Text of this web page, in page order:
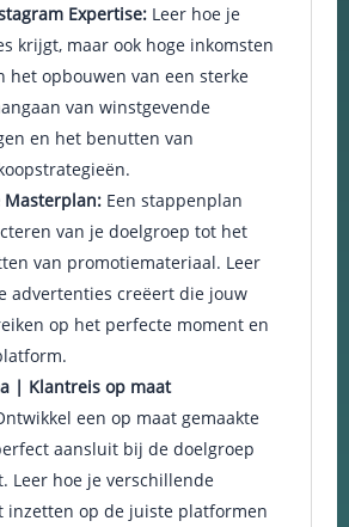
Expertise: Leer hoe je
krijgt, maar ook hoge inkomsten
het opbouwen van een sterke
van winstgevende
en het benutten van
Een stappenplan
van je doelgroep tot het
van promotiemateriaal. Leer
advertenties creëert die jouw
op het perfecte moment en
| Klantreis op maat
een op maat gemaakte
aansluit bij de doelgroep
Leer hoe je verschillende
inzetten op de juiste platformen